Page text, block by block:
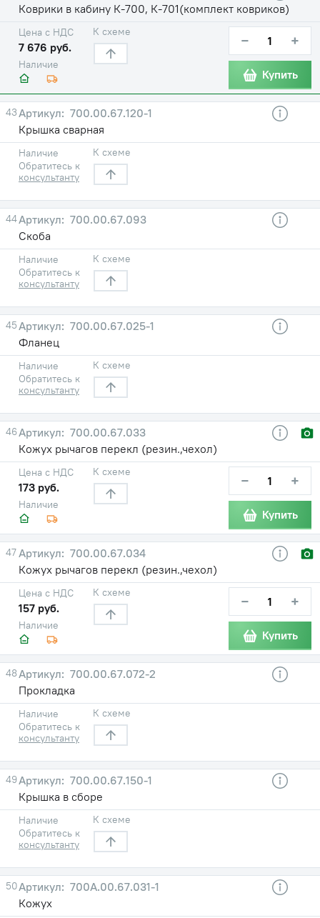
Коврики в кабину К-700, К-701(комплект ковриков)
Наличие
Цена с НДС
7 676 руб.
К схеме − +
Купить
43
700.00.67.120-1
Крышка сварная
Наличие
Обратитесь к
консультанту
К схеме
44
700.00.67.093
Скоба
Наличие
Обратитесь к
консультанту
К схеме
45
700.00.67.025-1
Фланец
Наличие
Обратитесь к
консультанту
К схеме
46
700.00.67.033
Кожух рычагов перекл (резин.,чехол)
Наличие
Цена с НДС
173 руб.
К схеме − +
Купить
47
700.00.67.034
Кожух рычагов перекл (резин.,чехол)
Наличие
Цена с НДС
157 руб.
К схеме − +
Купить
48
700.00.67.072-2
Прокладка
Наличие
Обратитесь к
консультанту
К схеме
49
700.00.67.150-1
Крышка в сборе
Наличие
Обратитесь к
консультанту
К схеме
50
700А.00.67.031-1
Кожух